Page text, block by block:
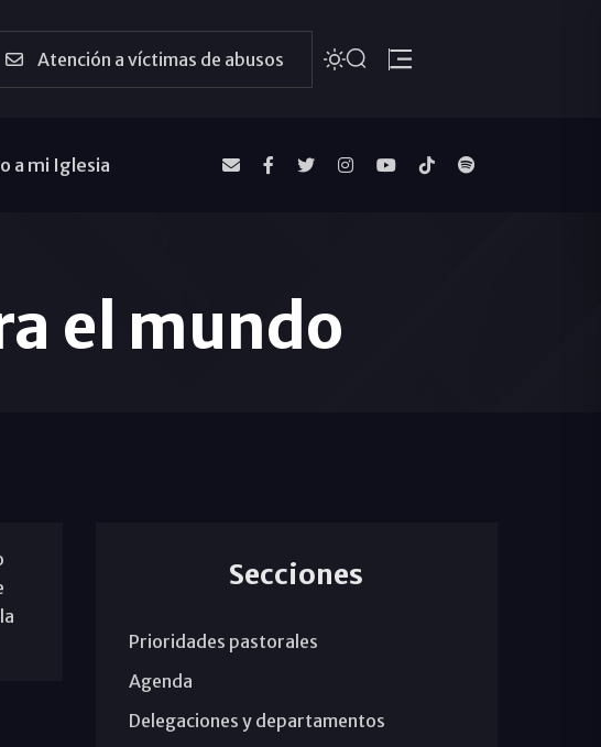
Atención a víctimas de abusos
a mi Iglesia
el mundo
Secciones
Prioridades pastorales
Agenda
Delegaciones y departamentos